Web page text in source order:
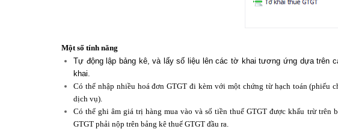
Một số tính năng
Tự động lập bảng kê, và lấy số liệu lên các tờ khai tương ứng dựa trên
khai.
Có thể nhập nhiều hoá đơn GTGT đi kèm với một chứng từ hạch toán (phiếu
dịch vụ).
Có thể ghi âm giá trị hàng mua vào và số tiền thuế GTGT được khấu trừ trên
GTGT phải nộp trên bảng kê thuế GTGT đầu ra.